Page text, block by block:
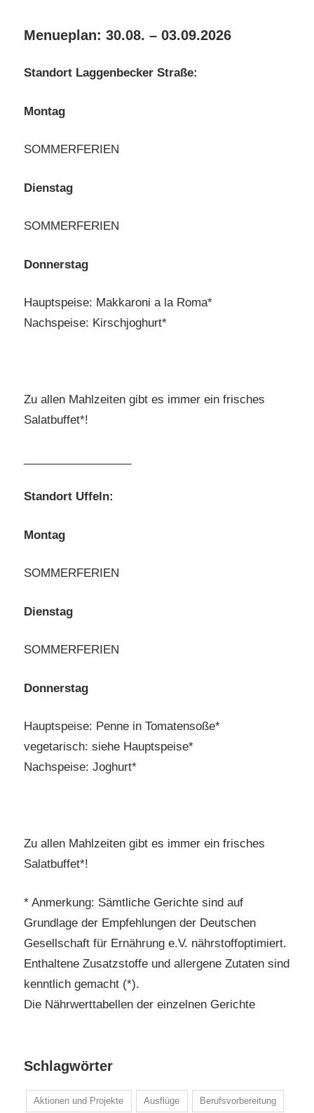
Menueplan: 30.08. – 03.09.2026
Standort Laggenbecker Straße:
Montag
SOMMERFERIEN
Dienstag
SOMMERFERIEN
Donnerstag
Hauptspeise: Makkaroni a la Roma*
Nachspeise: Kirschjoghurt*
Zu allen Mahlzeiten gibt es immer ein frisches
Salatbuffet*!
Standort Uffeln:
Montag
SOMMERFERIEN
Dienstag
SOMMERFERIEN
Donnerstag
Hauptspeise: Penne in Tomatensoße*
vegetarisch: siehe Hauptspeise*
Nachspeise: Joghurt*
Zu allen Mahlzeiten gibt es immer ein frisches
Salatbuffet*!
* Anmerkung: Sämtliche Gerichte sind auf
Grundlage der Empfehlungen der Deutschen
Gesellschaft für Ernährung e.V. nährstoffoptimiert.
Enthaltene Zusatzstoffe und allergene Zutaten sind
kenntlich gemacht (*).
Die Nährwerttabellen der einzelnen Gerichte
Schlagwörter
Aktionen und Projekte Ausflüge Berufsvorbereitung